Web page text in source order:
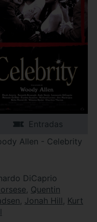
Entradas
Allen - Celebrity
DiCaprio
, Quentin
, Jonah Hill , Kurt